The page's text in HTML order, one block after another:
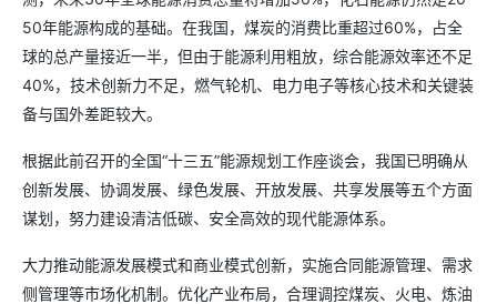
50年能源构成的基础。在我国，煤炭的消费比重超过60%，占全
球的总产量接近一半，但由于能源利用粗放，综合能源效率还不足
40%，技术创新力不足，燃气轮机、电力电子等核心技术和关键装
备与国外差距较大。
根据此前召开的全国“十三五”能源规划工作座谈会，我国已明确从
创新发展、协调发展、绿色发展、开放发展、共享发展等五个方面
谋划，努力建设清洁低碳、安全高效的现代能源体系。
大力推动能源发展模式和商业模式创新，实施合同能源管理、需求
侧管理等市场化机制。优化产业布局，合理调控煤炭、火电、炼油